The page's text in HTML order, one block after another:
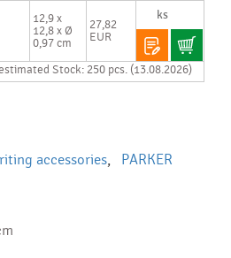
12,9 x
12,8 x Ø
0,97 cm
27,82
EUR
Stock: 250 pcs. (13.08.2026)
accessories, PARKER